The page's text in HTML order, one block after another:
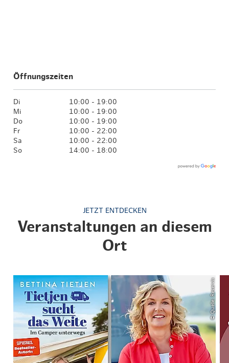
Öffnungszeiten
Di
10:00 - 19:00
Mi
10:00 - 19:00
Do
10:00 - 19:00
Fr
10:00 - 22:00
Sa
10:00 - 22:00
So
14:00 - 18:00
JETZT ENTDECKEN
Veranstaltungen an diesem
Ort
© Quelle: Reservix